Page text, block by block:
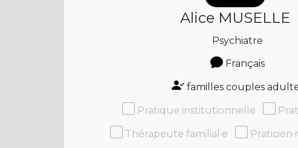
Alice MUSELLE
Psychiatre
Français
familles couples
Pratique institutionnelle
Thérapeute familial·e